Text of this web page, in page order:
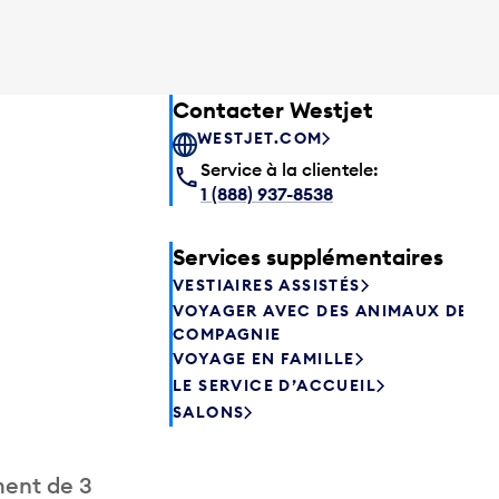
de 3
Contacter Westjet
WESTJET.COM
Service à la clientele:
1 (888) 937-8538
Services supplémentaires
VESTIAIRES ASSISTÉS
VOYAGER AVEC DES ANIMAUX DE
COMPAGNIE
VOYAGE EN FAMILLE
LE SERVICE D’ACCUEIL
SALONS